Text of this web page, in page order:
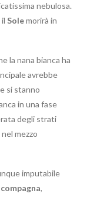
nebulosa.
Solemorirà in
la nana bianca ha
avrebbe
si stanno
in una fase
degli strati
mezzo
imputabile
,